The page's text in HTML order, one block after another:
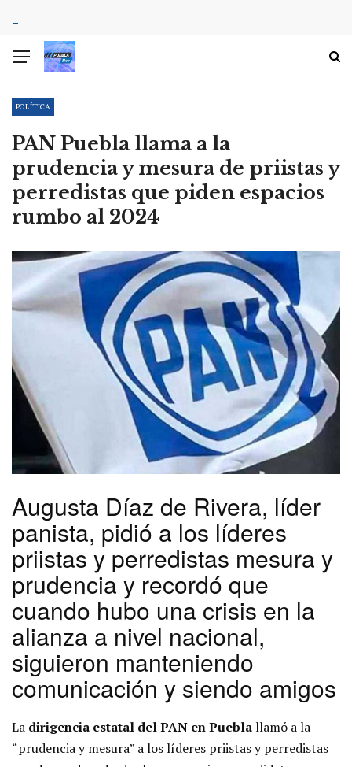
POLÍTICA
PAN Puebla llama a la
prudencia y mesura de priistas y
perredistas que piden espacios
rumbo al 2024
Augusta Díaz de Rivera, líder
panista, pidió a los líderes
priistas y perredistas mesura y
prudencia y recordó que
cuando hubo una crisis en la
alianza a nivel nacional,
siguieron manteniendo
comunicación y siendo amigos
La dirigencia estatal del PAN en Pueblallamó a la
“prudencia y mesura” a los líderes priistas y perredistas